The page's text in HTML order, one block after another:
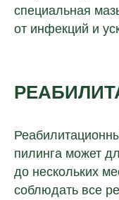
специальная
от инфекций и
пилинга может
до нескольких
соблюдать все